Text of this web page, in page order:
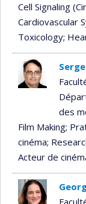
Cell Signaling
Cardiovascular
Toxicology;
des
Film Making;
cinéma;
Acteur de